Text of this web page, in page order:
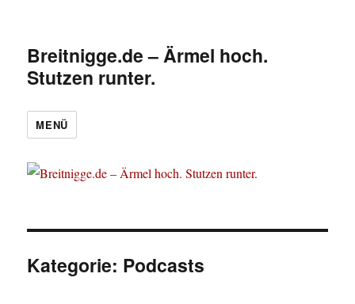
Breitnigge.de – Ärmel hoch.
Stutzen runter.
MENÜ
Kategorie: Podcasts